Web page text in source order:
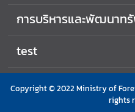
จ
ต
ศู
การบริหารและพัฒนาท
test
Copyright © 2022 Ministry of
rights